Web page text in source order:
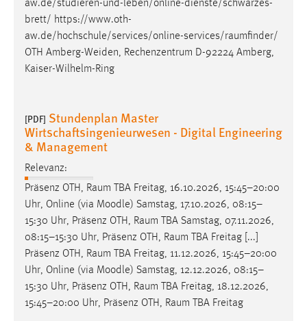
aw.de/studieren-und-leben/online-dienste/schwarzes-
brett/ https://www.oth-
aw.de/hochschule/services/online-services/raumfinder/
OTH Amberg-Weiden, Rechenzentrum D-92224 Amberg,
Kaiser-Wilhelm-Ring
[PDF] Stundenplan Master
Wirtschaftsingenieurwesen - Digital Engineering
& Management
Relevanz:
Präsenz OTH, Raum TBA Freitag, 16.10.2026, 15:45–20:00
Uhr, Online (via Moodle) Samstag, 17.10.2026, 08:15–
15:30 Uhr, Präsenz OTH, Raum TBA Samstag, 07.11.2026,
08:15–15:30 Uhr, Präsenz OTH, Raum TBA Freitag [...]
Präsenz OTH, Raum TBA Freitag, 11.12.2026, 15:45–20:00
Uhr, Online (via Moodle) Samstag, 12.12.2026, 08:15–
15:30 Uhr, Präsenz OTH, Raum TBA Freitag, 18.12.2026,
15:45–20:00 Uhr, Präsenz OTH, Raum TBA Freitag
Zweck:
Cookie Laufzeit:
3 Monate
Facebook Pixel
Name:
_fbp
Facebook
Zweck:
Conversion-Tracking
Cookie Laufzeit:
3 Monate